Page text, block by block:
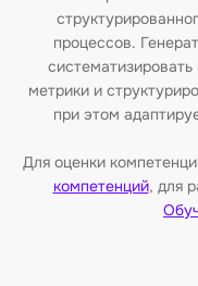
процессов.
метрики и
при этом
Для оценки
компетенций, для